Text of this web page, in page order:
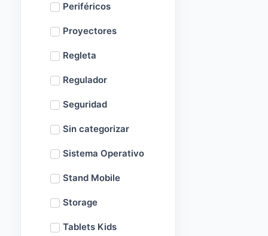
Periféricos
Proyectores
Regleta
Regulador
Seguridad
Sin categorizar
Sistema Operativo
Stand Mobile
Storage
Tablets Kids